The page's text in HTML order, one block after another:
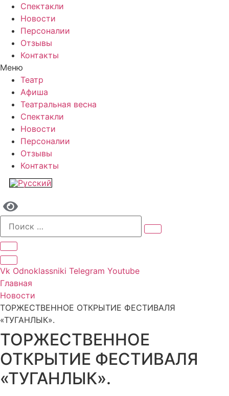
Спектакли
Новости
Персоналии
Отзывы
Контакты
Меню
Театр
Афиша
Театральная весна
Спектакли
Новости
Персоналии
Отзывы
Контакты
Vk Odnoklassniki Telegram Youtube
Главная
Новости
ТОРЖЕСТВЕННОЕ ОТКРЫТИЕ ФЕСТИВАЛЯ
«ТУГАНЛЫК».
ТОРЖЕСТВЕННОЕ
ОТКРЫТИЕ ФЕСТИВАЛЯ
«ТУГАНЛЫК».